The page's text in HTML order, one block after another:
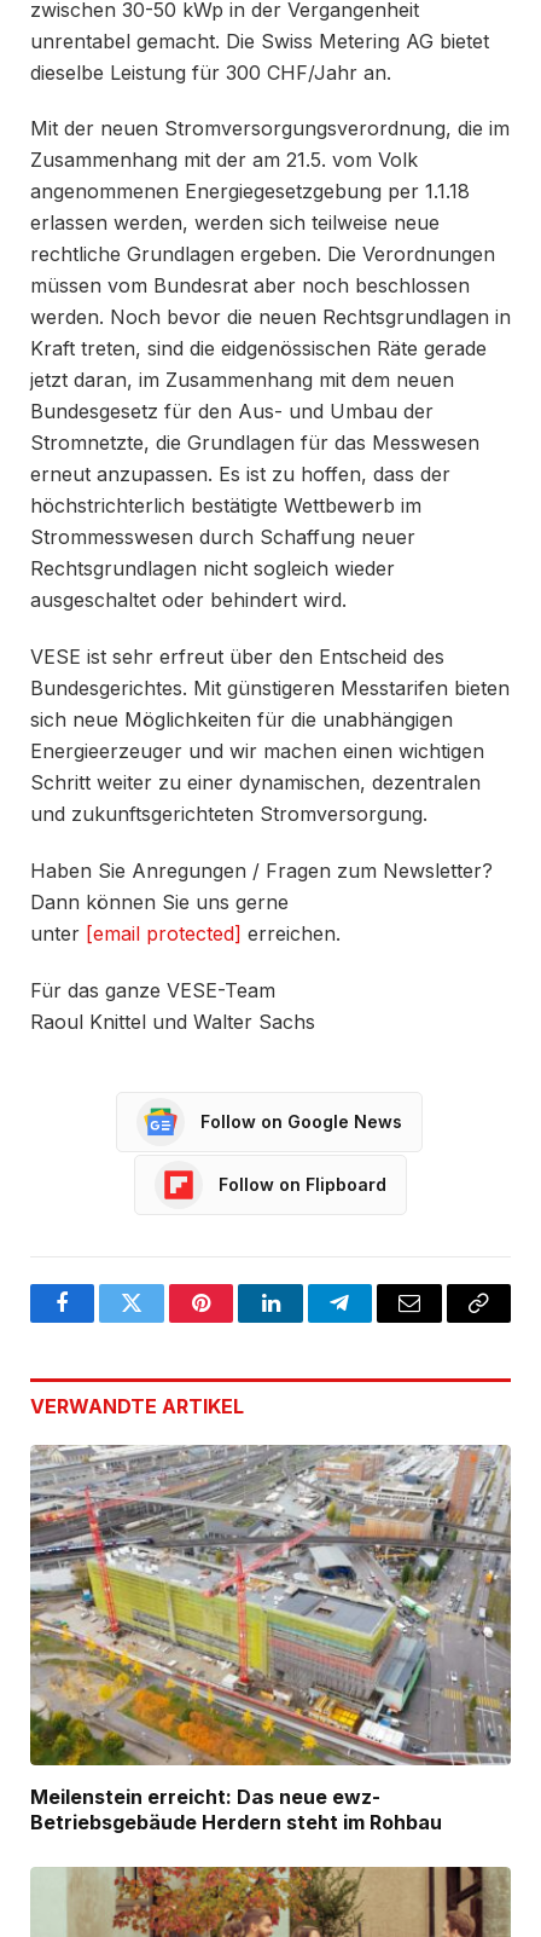
zwischen 30-50 kWp in der Vergangenheit
unrentabel gemacht. Die Swiss Metering AG bietet
dieselbe Leistung für 300 CHF/Jahr an.
Mit der neuen Stromversorgungsverordnung, die im
Zusammenhang mit der am 21.5. vom Volk
angenommenen Energiegesetzgebung per 1.1.18
erlassen werden, werden sich teilweise neue
rechtliche Grundlagen ergeben. Die Verordnungen
müssen vom Bundesrat aber noch beschlossen
werden. Noch bevor die neuen Rechtsgrundlagen in
Kraft treten, sind die eidgenössischen Räte gerade
jetzt daran, im Zusammenhang mit dem neuen
Bundesgesetz für den Aus- und Umbau der
Stromnetzte, die Grundlagen für das Messwesen
erneut anzupassen. Es ist zu hoffen, dass der
höchstrichterlich bestätigte Wettbewerb im
Strommesswesen durch Schaffung neuer
Rechtsgrundlagen nicht sogleich wieder
ausgeschaltet oder behindert wird.
VESE ist sehr erfreut über den Entscheid des
Bundesgerichtes. Mit günstigeren Messtarifen bieten
sich neue Möglichkeiten für die unabhängigen
Energieerzeuger und wir machen einen wichtigen
Schritt weiter zu einer dynamischen, dezentralen
und zukunftsgerichteten Stromversorgung.
Haben Sie Anregungen / Fragen zum Newsletter?
Dann können Sie uns gerne
unter [email protected] erreichen.
Für das ganze VESE-Team
Raoul Knittel und Walter Sachs
Follow on Google News
Follow on Flipboard
FacebookTwitter PinterestLinkedInTelegramEmail
Copy
VERWANDTE ARTIKEL
Meilenstein erreicht: Das neue ewz-
Betriebsgebäude Herdern steht im Rohbau